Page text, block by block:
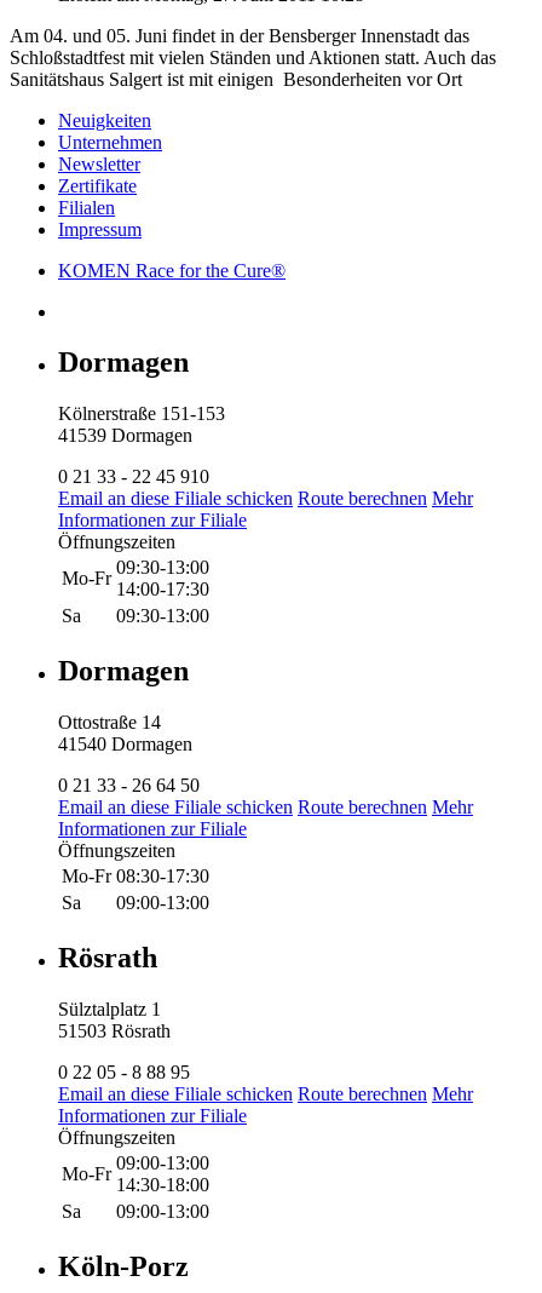
Am 04. und 05. Juni findet in der Bensberger Innenstadt das
Schloßstadtfest mit vielen Ständen und Aktionen statt. Auch das
Sanitätshaus Salgert ist mit einigen Besonderheiten vor Ort
Neuigkeiten
Unternehmen
Newsletter
Zertifikate
Filialen
Impressum
KOMEN Race for the Cure®
Dormagen
Kölnerstraße 151-153
41539 Dormagen
0 21 33 - 22 45 910
Email an diese Filiale schicken Route berechnen Mehr
Informationen zur Filiale
Öffnungszeiten
Mo-Fr
09:30-13:00
14:00-17:30
Sa
09:30-13:00
Dormagen
Ottostraße 14
41540 Dormagen
0 21 33 - 26 64 50
Email an diese Filiale schicken Route berechnen Mehr
Informationen zur Filiale
Öffnungszeiten
Mo-Fr 08:30-17:30
Sa
09:00-13:00
Rösrath
Sülztalplatz 1
51503 Rösrath
0 22 05 - 8 88 95
Email an diese Filiale schicken Route berechnen Mehr
Informationen zur Filiale
Öffnungszeiten
Mo-Fr
09:00-13:00
14:30-18:00
Sa
09:00-13:00
Köln-Porz